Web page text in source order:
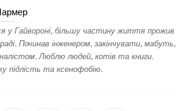
у Гайвороні, більшу частину життя прожив
Починав інженером, закінчувати, мабуть,
Люблю людей, котів та книги.
підлість та ксенофобію.